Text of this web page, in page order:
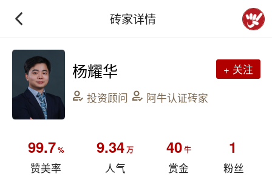
砖家详情
杨耀华
投资顾问 阿牛认证砖家
+ 关注
99.7%
赞美率
9.34万
人气
40牛
赏金
1
粉丝